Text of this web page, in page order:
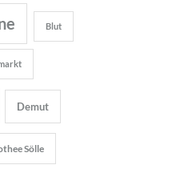
Blut
Demut
Sölle